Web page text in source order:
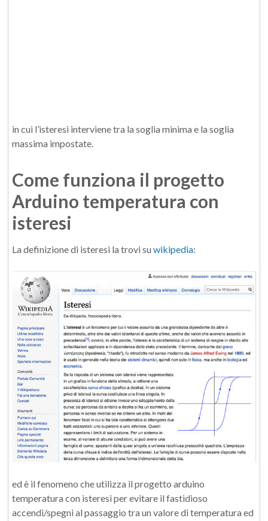
in cui l’isteresi interviene tra la soglia minima e la soglia
massima impostate.
Come funziona il progetto
Arduino temperatura con
isteresi
La definizione di isteresi la trovi su wikipedia:
ed è il fenomeno che utilizza il progetto arduino
temperatura con isteresi per evitare il fastidioso
accendi/spegni al passaggio tra un valore di temperatura ed